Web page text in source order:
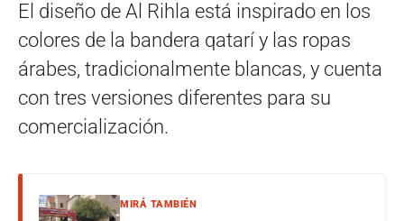
El diseño de Al Rihla está inspirado en los
colores de la bandera qatarí y las ropas
árabes, tradicionalmente blancas, y cuenta
con tres versiones diferentes para su
comercialización.
MIRÁ TAMBIÉN